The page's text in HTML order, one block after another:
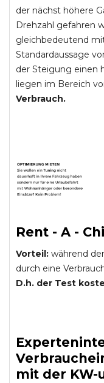
der nächst höhere
Drehzahl gefahren
gleichbedeutend
Standardaussage
der Steigung einen
liegen im Bereich
Verbrauch.
Rent - A -
Vorteil: während
durch eine
D.h. der Test
mit der KW-